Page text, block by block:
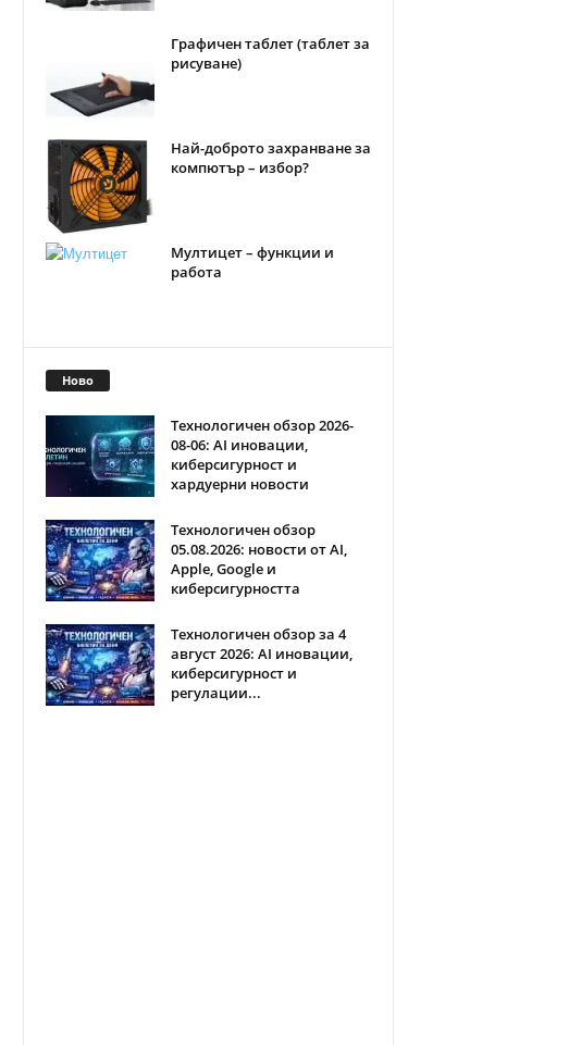
Графичен таблет (таблет за
рисуване)
Най-доброто захранване за
компютър – избор?
Мултицет – функции и
работа
Ново
Технологичен обзор 2026-
08-06: AI иновации,
киберсигурност и
хардуерни новости
Технологичен обзор
05.08.2026: новости от AI,
Apple, Google и
киберсигурността
Технологичен обзор за 4
август 2026: AI иновации,
киберсигурност и
регулации...